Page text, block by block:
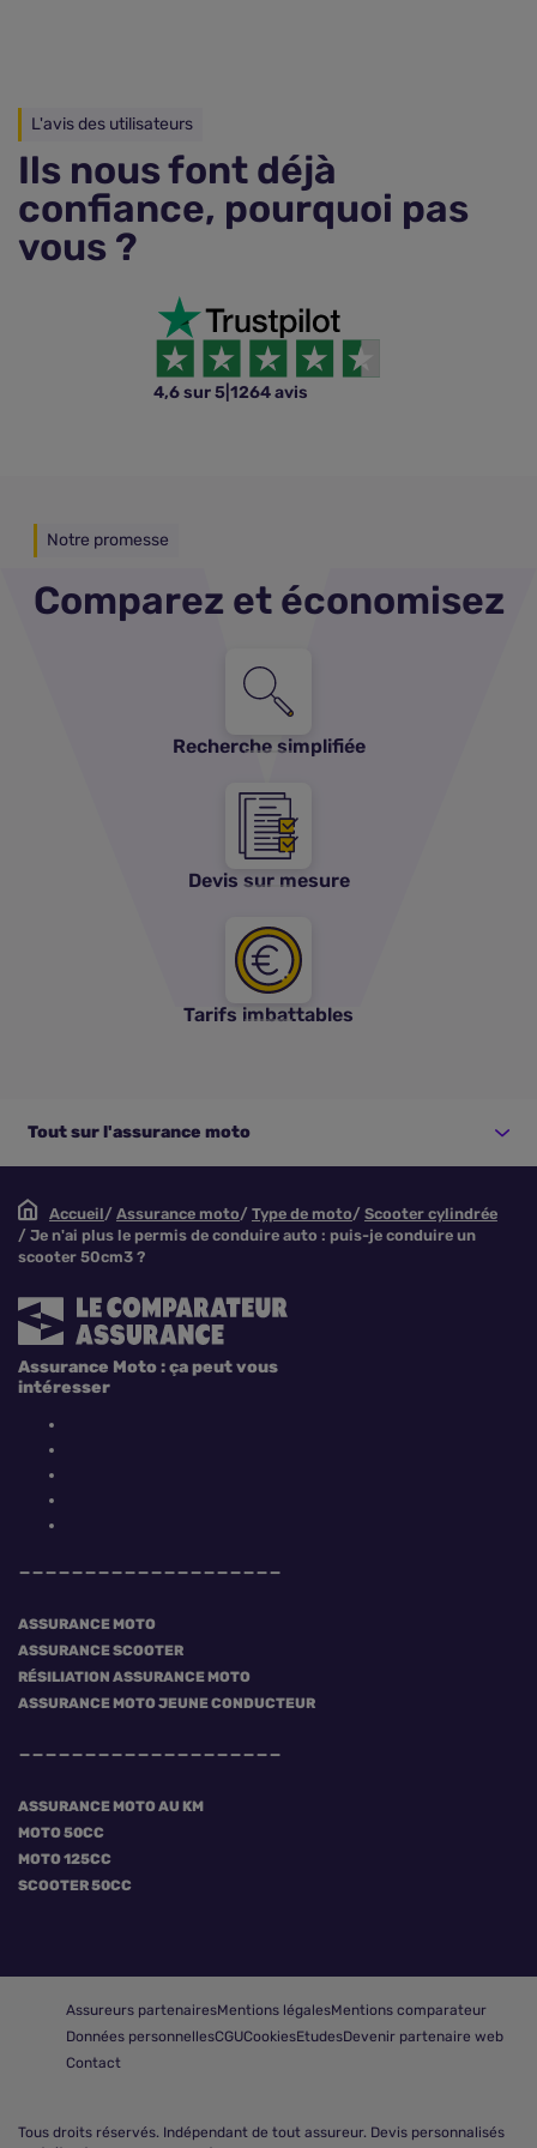
L'avis des utilisateurs
Ils nous font déjà
confiance, pourquoi pas
vous ?
4,6 sur 5 1264 avis
Notre promesse
Comparez et économisez
Recherche simplifiée
Devis sur mesure
Tarifs imbattables
Tout sur l'assurance moto
Accueil Assurance moto Type de moto
Scooter cylindrée
Je n'ai plus le permis de conduire auto : puis-je conduire un
scooter 50cm3 ?
ASSURANCE MOTO
ASSURANCE SCOOTER
RÉSILIATION ASSURANCE MOTO
ASSURANCE MOTO JEUNE CONDUCTEUR
ASSURANCE MOTO AU KM
MOTO 50CC
MOTO 125CC
SCOOTER 50CC
Assurance Moto : ça peut vous
intéresser
Assureurs partenairesMentions légalesMentions comparateur
Données personnellesCGUCookiesEtudesDevenir partenaire web
Contact
Tous droits réservés. Indépendant de tout assureur. Devis personnalisés